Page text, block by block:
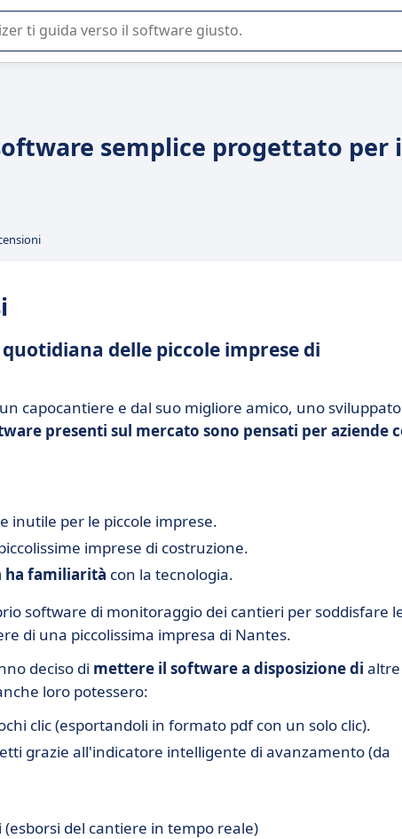
scelta di un software SaaS per la vostra azienda.
semplice progettato per i
delle piccole imprese di
capocantiere e dal suo migliore amico, uno
presenti sul mercato sono pensati per aziende
e inutile per le piccole imprese.
imprese di costruzione.
ha familiarità con la tecnologia.
software di monitoraggio dei cantieri per soddisfare
di una piccolissima impresa di Nantes.
deciso di mettere il software a disposizione di altre
loro potessero:
clic (esportandoli in formato pdf con un solo clic).
grazie all'indicatore intelligente di avanzamento (da
del cantiere in tempo reale)